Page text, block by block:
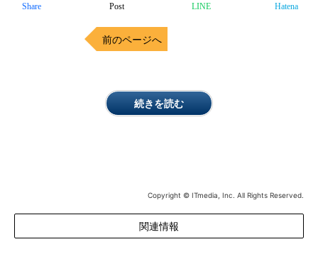
Share Post LINE Hatena
前のページへ
続きを読む
Copyright © ITmedia, Inc. All Rights Reserved.
関連情報